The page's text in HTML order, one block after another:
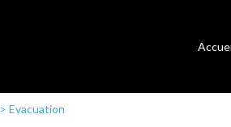
>Evacuation